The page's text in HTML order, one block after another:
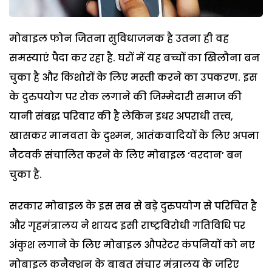
मोबाइल फोन जितना सुविधाजनक है उतना ही वह
समस्याएं पैदा कर रहा है. घरों में यह बच्चों का खिलौना बन
चुका है और किशोरों के लिए मस्ती करने का उपकरण. इस
के दुरुपयोग पर रोक लगाने की जिम्मेदारी समाज की
यानी संबद्ध परिवार की है लेकिन इधर अपराधी तत्त्व,
खासकर मानवता के दुश्मन, आतंकवादियों के लिए अपना
नैटवर्क संचालित करने के लिए मोबाइल ‘वरदान’ बन
चुका है.
सरकार मोबाइल के इस सब से बड़े दुरुपयोग से परिचित है
और गृहमंत्रालय ने शायद इसी राष्ट्रविरोधी गतिविधि पर
अंकुश लगाने के लिए मोबाइल औपरेटर कंपनियों को नए
मोबाइल कनैक्शन के बाबत संचार मंत्रालय के जरिए